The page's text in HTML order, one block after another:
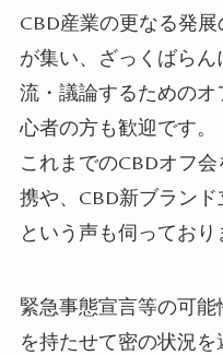
CBD産業の更なる発
が集い、ざっくばら
流・議論するための
心者の方も歓迎です。
これまでのCBDオフ
携や、CBD新ブラン
という声も伺っており
緊急事態宣言等の可
を持たせて密の状況